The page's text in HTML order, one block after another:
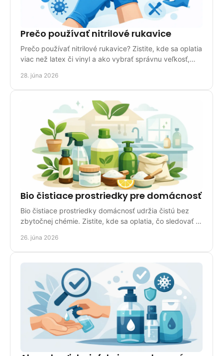
Prečo používať nitrilové rukavice
Prečo používať nitrilové rukavice? Zistite, kde sa oplatia
viac než latex či vinyl a ako vybrať správnu veľkosť,
28. júna 2026
Bio čistiace prostriedky pre domácnosť
Bio čistiace prostriedky domácnosť udržia čistú bez
zbytočnej chémie. Zistite, kde sa oplatia, čo sledovať a
26. júna 2026